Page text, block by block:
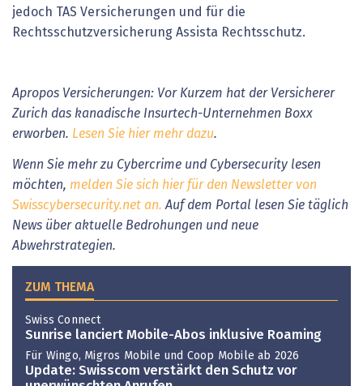
jedoch TAS Versicherungen und für die
Rechtsschutzversicherung Assista Rechtsschutz.
Apropos Versicherungen: Vor Kurzem hat der Versicherer
Zurich das kanadische Insurtech-Unternehmen Boxx
erworben. Lesen Sie hier mehr dazu.
Wenn Sie mehr zu Cybercrime und Cybersecurity lesen
möchten, melden Sie sich hier für den Newsletter von
Swisscybersecurity.net an. Auf dem Portal lesen Sie täglich
News über aktuelle Bedrohungen und neue
Abwehrstrategien.
ZUM THEMA
Swiss Connect
Sunrise lanciert Mobile-Abos inklusive Roaming
Für Wingo, Migros Mobile und Coop Mobile ab 2026
Update: Swisscom verstärkt den Schutz vor